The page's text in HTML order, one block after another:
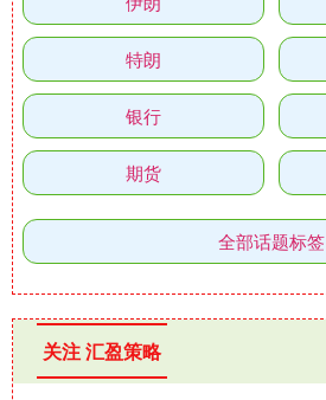
特朗
银行
期货
全部话题标签
关注 汇盈策略